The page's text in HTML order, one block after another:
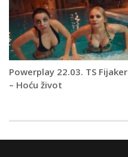
Powerplay 22.03. TS Fijaker
– Hoću život